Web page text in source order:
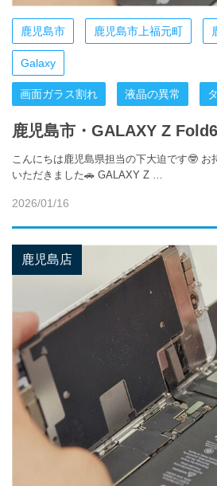
鹿児島市 鹿児島市上福元町
Galaxy
画面ガラス割れ 液晶の異常
鹿児島市・GALAXY Z
こんにちは鹿児島県担当の下大迫です🤓 お
いただきました🚗 GALAXY Z …
2026/01/16
鹿児島店